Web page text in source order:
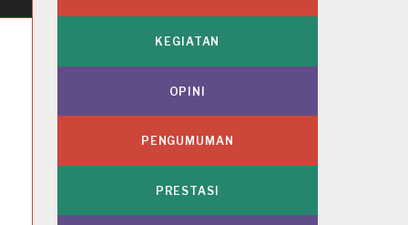
KEGIATAN
OPINI
PENGUMUMAN
PRESTASI